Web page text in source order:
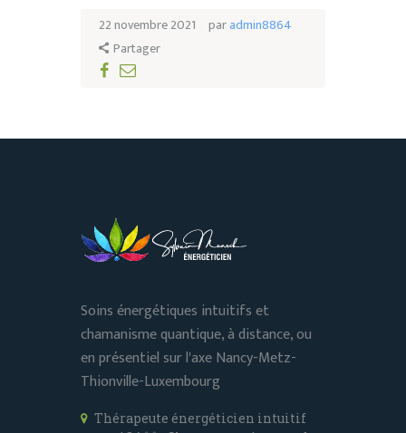
22 novembre 2021 paradmin8864
Partager
Soins énergétiques intuitifs et
chamanisme quantique, à distance, ou
en présentiel sur l'axe Nancy-Metz-
Thionville-Luxembourg
Thérapeute énergéticien intuitif